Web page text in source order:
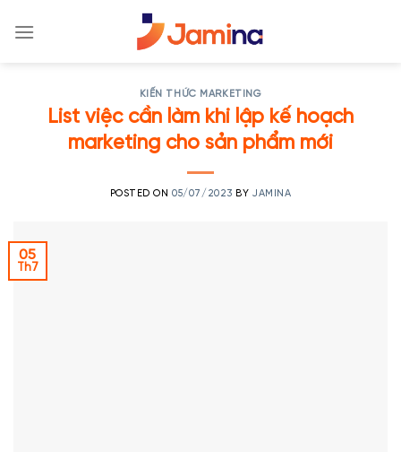
KIẾN THỨC MARKETING
List việc cần làm khi lập kế hoạch
marketing cho sản phẩm mới
POSTED ON05/07/2023 BYJAMINA
05
Th7